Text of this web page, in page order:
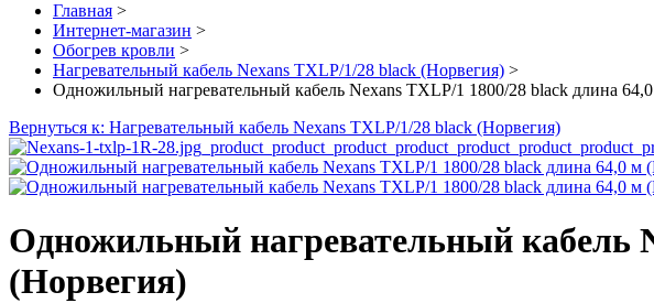
Главная >
Интернет-магазин >
Обогрев кровли >
Нагревательный кабель Nexans TXLP/1/28 black (Норвегия) >
Одножильный нагревательный кабель Nexans TXLP/1 1800/28 black длина
Вернуться к: Нагревательный кабель Nexans TXLP/1/28 black (Норвегия)
Одножильный нагревательный кабель
(Норвегия)